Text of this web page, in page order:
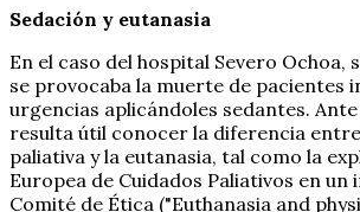
Sedación y eutanasia
En el caso del hospital Severo Ochoa,
se provocaba la muerte de pacientes
urgencias aplicándoles sedantes.
resulta útil conocer la diferencia
paliativa y la eutanasia, tal como la
Europea de Cuidados Paliativos en un
Comité de Ética ("Euthanasia and